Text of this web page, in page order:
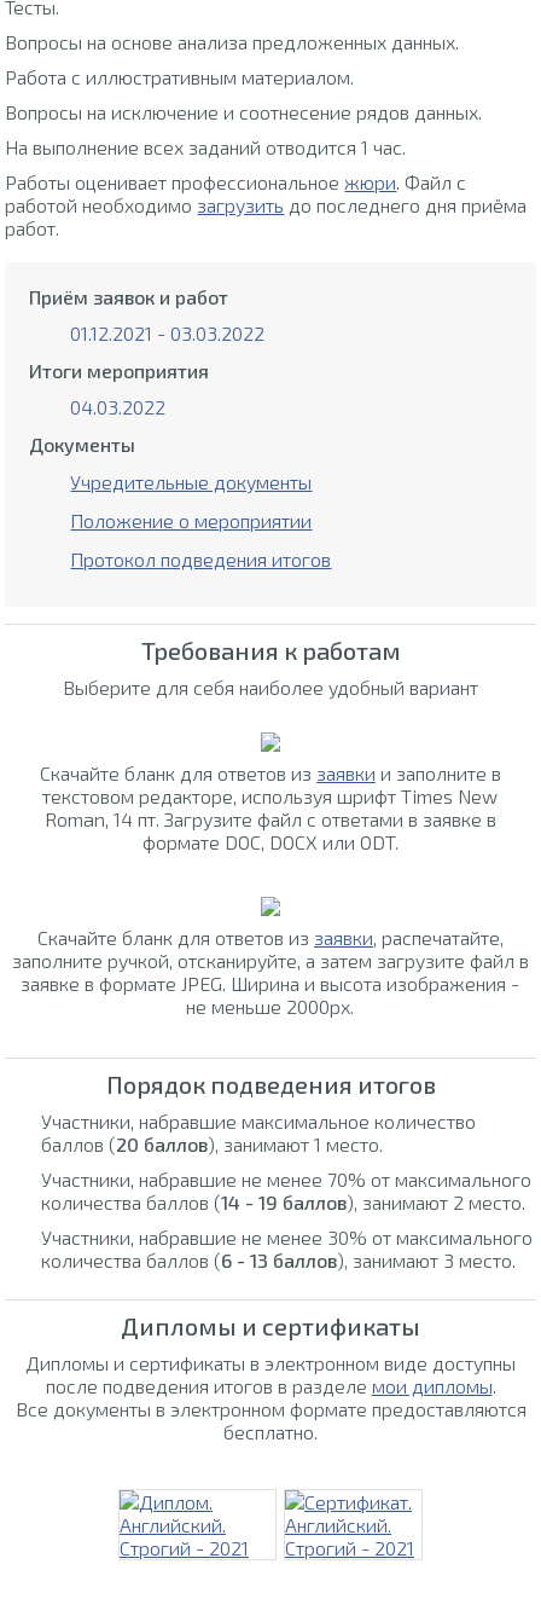
Тесты.
Вопросы на основе анализа предложенных данных.
Работа с иллюстративным материалом.
Вопросы на исключение и соотнесение рядов данных.
На выполнение всех заданий отводится 1 час.
Работы оценивает профессиональное жюри. Файл с
работой необходимо загрузить до последнего дня приёма
работ.
Приём заявок и работ
01.12.2021 - 03.03.2022
Итоги мероприятия
04.03.2022
Документы
Учредительные документы
Положение о мероприятии
Протокол подведения итогов
Требования к работам
Выберите для себя наиболее удобный вариант
Скачайте бланк для ответов из заявки и заполните в
текстовом редакторе, используя шрифт Times New
Roman, 14 пт. Загрузите файл с ответами в заявке в
формате DOC, DOCX или ODT.
Скачайте бланк для ответов из заявки, распечатайте,
заполните ручкой, отсканируйте, а затем загрузите файл в
заявке в формате JPEG. Ширина и высота изображения -
не меньше 2000px.
Порядок подведения итогов
Участники, набравшие максимальное количество
баллов (20 баллов), занимают 1 место.
Участники, набравшие не менее 70% от максимального
количества баллов (14 - 19 баллов), занимают 2 место.
Участники, набравшие не менее 30% от максимального
количества баллов (6 - 13 баллов), занимают 3 место.
Дипломы и сертификаты
Дипломы и сертификаты в электронном виде доступны
после подведения итогов в разделе мои дипломы.
Все документы в электронном формате предоставляются
бесплатно.